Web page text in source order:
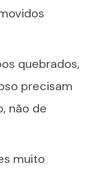
quebrados,
precisam
não de
muito